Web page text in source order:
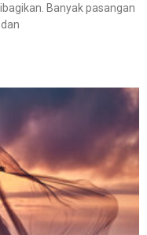
Banyak pasangan